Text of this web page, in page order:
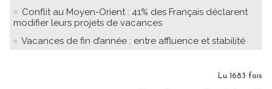
Conflit au Moyen-Orient : 41% des Français déclarent
modifier leurs projets de vacances
Vacances de fin d’année : entre affluence et stabilité
Lu 1683 fois